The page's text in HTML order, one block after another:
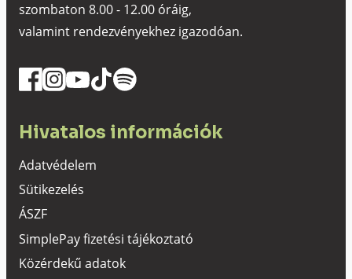
szombaton 8.00 - 12.00 óráig,
valamint rendezvényekhez igazodóan.
Hivatalos információk
Adatvédelem
Sütikezelés
ÁSZF
SimplePay fizetési tájékoztató
Közérdekű adatok